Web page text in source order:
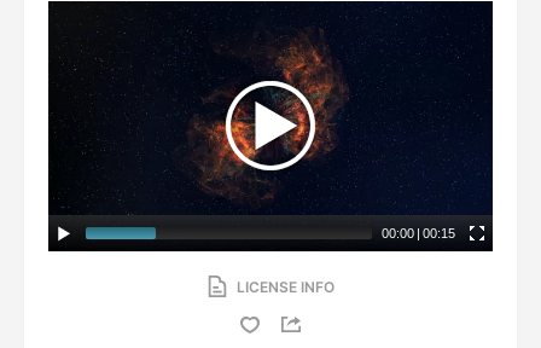
00:00 | 00:15
LICENSE INFO